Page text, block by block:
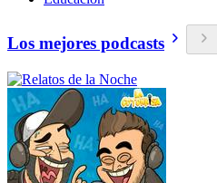
Los mejores podcasts